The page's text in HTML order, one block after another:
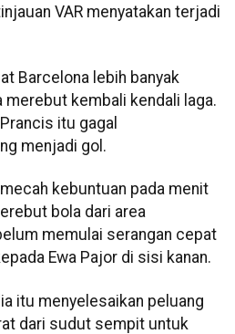
VAR menyatakan terjadi
Barcelona lebih banyak
merebut kembali kendali laga.
itu gagal
menjadi gol.
kebuntuan pada menit
bola dari area
memulai serangan cepat
Ewa Pajor di sisi kanan.
itu menyelesaikan peluang
dari sudut sempit untuk